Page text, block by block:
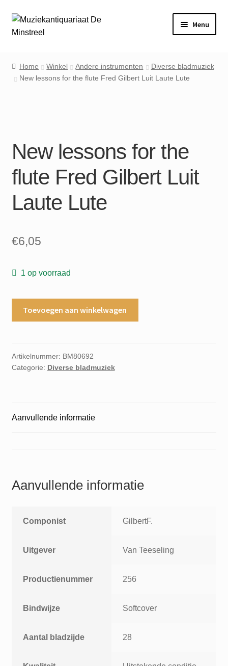
Ga
door
Ga
naar
Menu
Contact
Mijn account
Home Winkel Andere instrumenten
Diverse bladmuziek
New lessons for the flute Fred Gilbert Luit Laute Lute
New lessons for the
flute Fred Gilbert Luit
Laute Lute
€6,05
1 op voorraad
flute
Fred
Lute
Toevoegen aan winkelwagen
Artikelnummer: BM80692
Categorie: Diverse bladmuziek
Aanvullende informatie
Aanvullende informatie
Componist GilbertF.
Uitgever Van Teeseling
Productienummer 256
Bindwijze Softcover
Aantal bladzijde 28